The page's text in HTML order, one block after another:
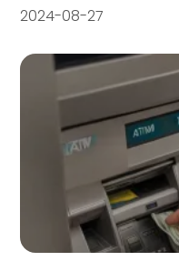
2024-08-27